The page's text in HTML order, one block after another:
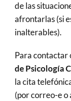
de las
afrontarlas (si
inalterables).
Para contactar
de Psicología
la cita
(por correo-e o